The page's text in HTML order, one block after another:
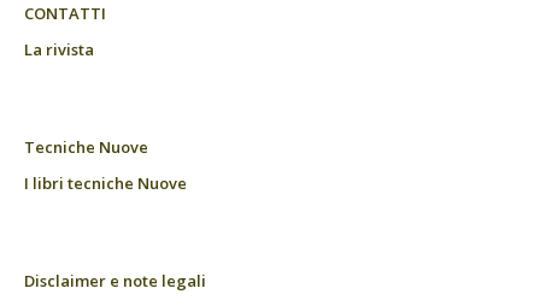
CONTATTI
La rivista
Tecniche Nuove
I libri tecniche Nuove
Disclaimer e note legali